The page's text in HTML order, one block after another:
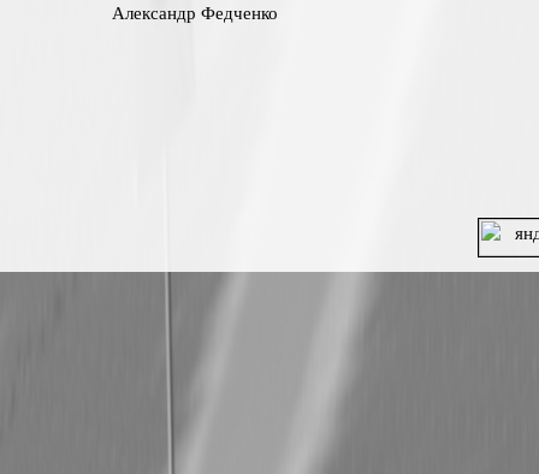
Александр Федченко